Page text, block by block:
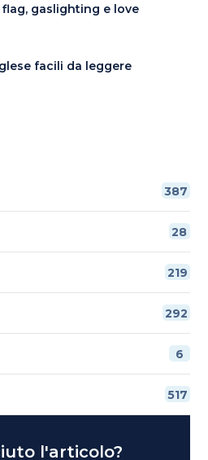
gaslighting e love
facili da leggere
387
28
219
292
6
517
l'articolo?